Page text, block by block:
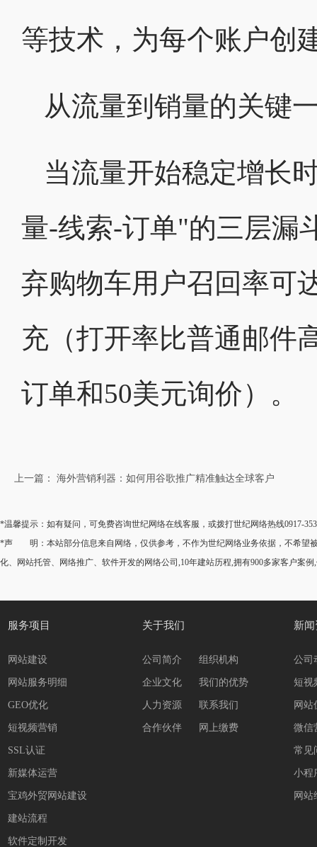
等技术，为每个账户创
从流量到销量的关键
当流量开始稳定增长
量-线索-订单"的三层漏
弃购物车用户召回率可
充（打开率比普通邮件
订单和50美元询价）。
上一篇： 海外营销利器：如何用谷歌推广精准触达全球客户
*温馨提示：如有疑问，可免费咨询世纪网络在线客服，或拨打世纪网络热线0917-
*声 明：本站部分信息来自网络，仅供参考，不作为世纪网络业务依据，不希望被
化、网站托管、网络推广、软件开发的网络公司,10年建站历程,拥有900多家客户案例
服务项目
网站建设
网站服务明细
GEO优化
短视频营销
SSL认证
新媒体运营
宝鸡外贸网站建设
建站流程
软件定制开发
关于我们
公司简介 组织机构
企业文化 我们的优势
人力资源 联系我们
合作伙伴 网上缴费
新
公司
短视
网站
微信
常见
小程
网站